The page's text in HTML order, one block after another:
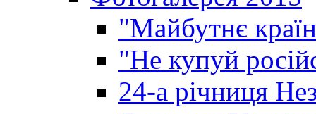
"Майбутнє
"Не купуй
24-а річниця